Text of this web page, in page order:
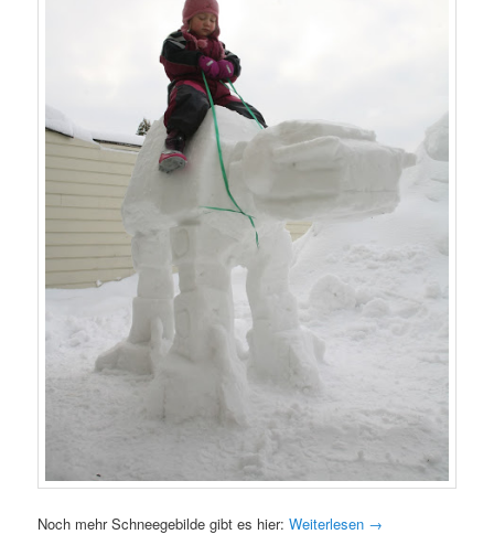
Noch mehr Schneegebilde gibt es hier:Weiterlesen →